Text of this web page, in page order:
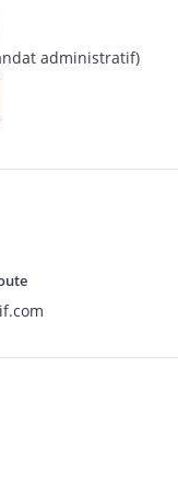
administratif)